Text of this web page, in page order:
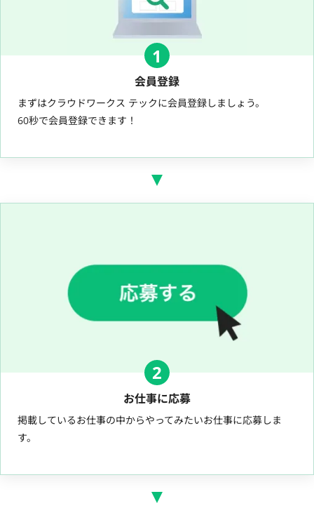
1
会員登録
まずはクラウドワークス テックに会員登録しましょう。
60秒で会員登録できます！
2
お仕事に応募
掲載しているお仕事の中からやってみたいお仕事に応募しま
す。